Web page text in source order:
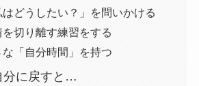
はどうしたい？」を問いかける
を切り離す練習をする
な「自分時間」を持つ
分に戻すと…